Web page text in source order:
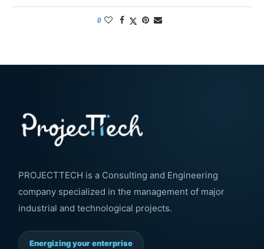
0
PROJECTTECH is a Consulting and Engineering
company specialized in the management of major
industrial and technological projects.
Energizing your enterprise